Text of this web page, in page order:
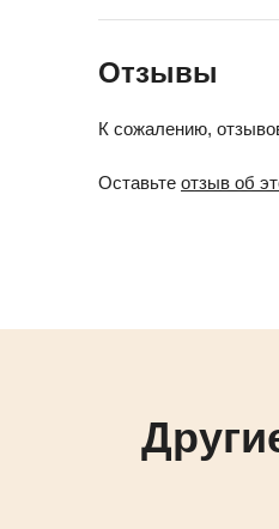
Отзывы
К сожалению,
Оставьте отзыв об